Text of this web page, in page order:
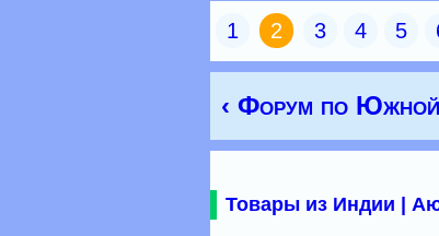
1 2 3 4 5
‹ Форум по
Товары из Индии |